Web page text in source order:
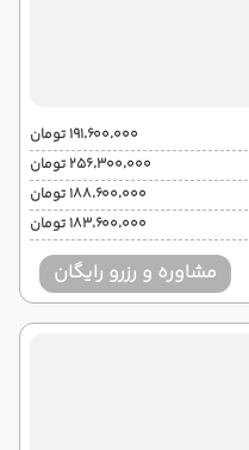
۱۹۱٬۶۰۰٬۰۰۰ تومان
۲۵۶٬۳۰۰٬۰۰۰ تومان
۱۸۸٬۶۰۰٬۰۰۰ تومان
۱۸۳٬۶۰۰٬۰۰۰ تومان
مشاوره و رزرو رایگان